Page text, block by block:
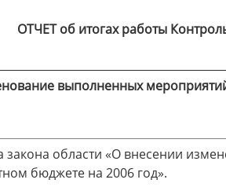
ОТЧЕТ об итогах работы
выполненных
закона области «О внесении
бюджете на 2006 год».